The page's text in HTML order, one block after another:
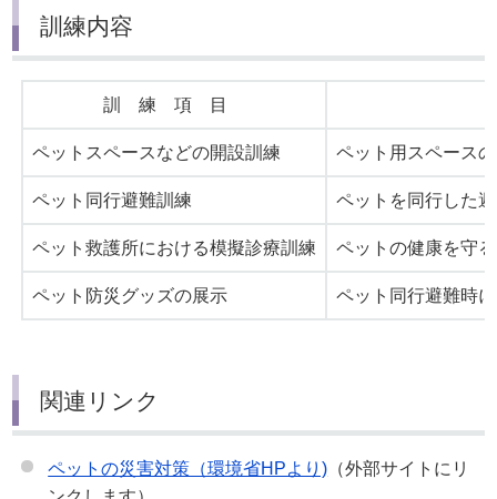
訓練内容
訓 練 項 目
ペットスペースなどの開設訓練 ペット用スペース
ペット同行避難訓練 ペットを同行した
ペット救護所における模擬診療訓練 ペットの健康を守
ペット防災グッズの展示 ペット同行避難時
関連リンク
ペットの災害対策（環境省HPより) （外部サイトにリ